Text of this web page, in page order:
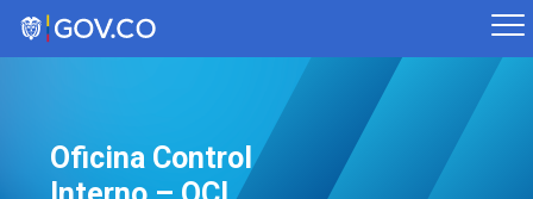
Saltar
Oficina Control